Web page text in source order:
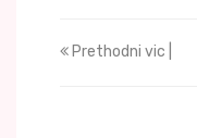
Prethodni vic |